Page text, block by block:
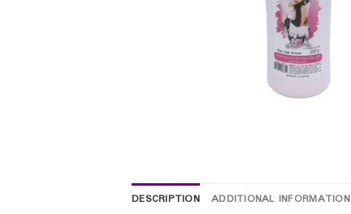
DESCRIPTION ADDITIONAL INFORMATION